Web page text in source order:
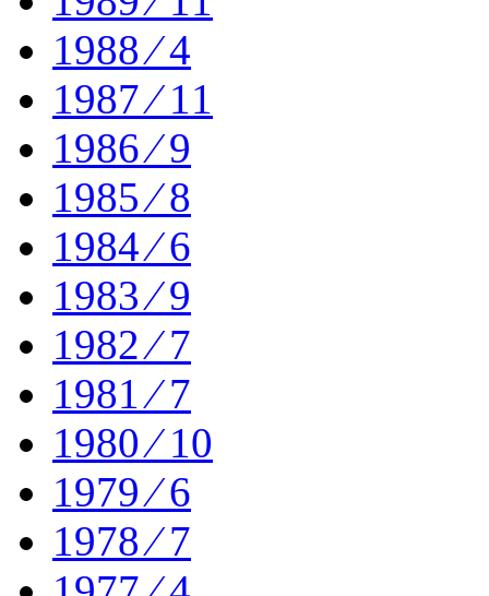
1988 ⁄ 4
1987 ⁄ 11
1986 ⁄ 9
1985 ⁄ 8
1984 ⁄ 6
1983 ⁄ 9
1982 ⁄ 7
1981 ⁄ 7
1980 ⁄ 10
1979 ⁄ 6
1978 ⁄ 7